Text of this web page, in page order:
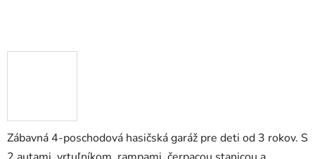
Zábavná 4-poschodová hasičská garáž pre deti od 3 rokov. S